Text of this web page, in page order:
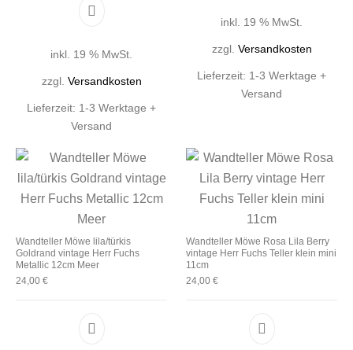
inkl. 19 % MwSt.
zzgl. Versandkosten
Lieferzeit: 1-3 Werktage +
Versand
inkl. 19 % MwSt.
zzgl. Versandkosten
Lieferzeit: 1-3 Werktage +
Versand
Wandteller Möwe lila/türkis
Goldrand vintage Herr Fuchs
Metallic 12cm Meer
24,00 €
Wandteller Möwe Rosa Lila Berry
vintage Herr Fuchs Teller klein mini
11cm
24,00 €